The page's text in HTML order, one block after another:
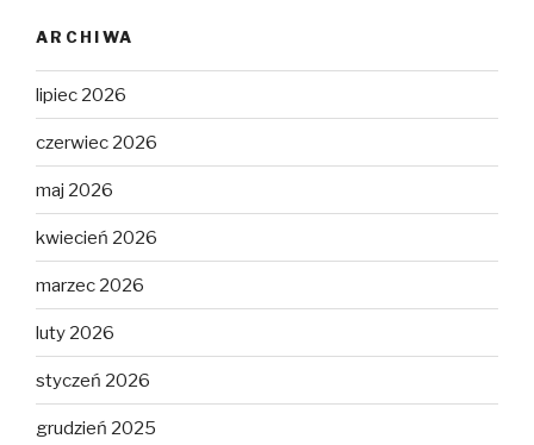
ARCHIWA
lipiec 2026
czerwiec 2026
maj 2026
kwiecień 2026
marzec 2026
luty 2026
styczeń 2026
grudzień 2025